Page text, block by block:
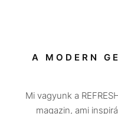
A MODERN
Mi vagyunk a
magazin, ami